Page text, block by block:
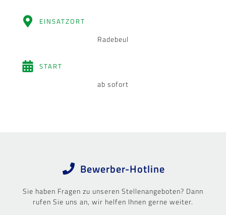
EINSATZORT
Radebeul
START
ab sofort
Bewerber-Hotline
Sie haben Fragen zu unseren Stellenangeboten? Dann
rufen Sie uns an, wir helfen Ihnen gerne weiter.